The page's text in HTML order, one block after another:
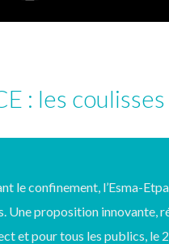
: les
le confinement, l’Esma-
Une proposition innovante,
et pour tous les publics, le